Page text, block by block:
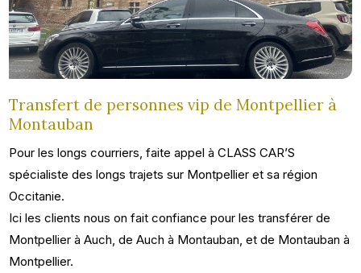
Transfert de personnes vip de Montpellier à
Montauban
Pour les longs courriers, faite appel à CLASS CAR’S
spécialiste des longs trajets sur Montpellier et sa région
Occitanie.
Ici les clients nous on fait confiance pour les transférer de
Montpellier à Auch, de Auch à Montauban, et de Montauban à
Montpellier.